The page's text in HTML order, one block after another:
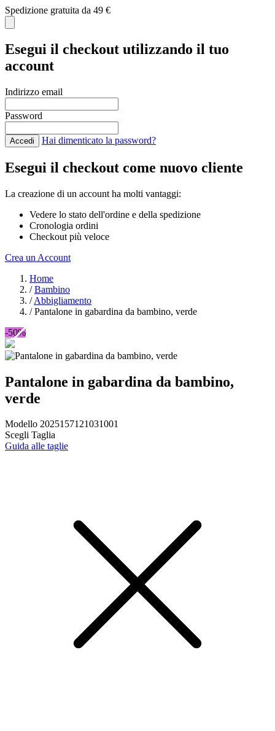
Spedizione gratuita da 49 €
Esegui il checkout utilizzando il tuo
account
Indirizzo email
Password
Accedi Hai dimenticato la password?
Esegui il checkout come nuovo cliente
La creazione di un account ha molti vantaggi:
Vedere lo stato dell'ordine e della spedizione
Cronologia ordini
Checkout più veloce
Crea un Account
Home
/ Bambino
/ Abbigliamento
/ Pantalone in gabardina da bambino, verde
-50%
Pantalone in gabardina da bambino,
verde
Modello 2025157121031001
Scegli Taglia
Guida alle taglie